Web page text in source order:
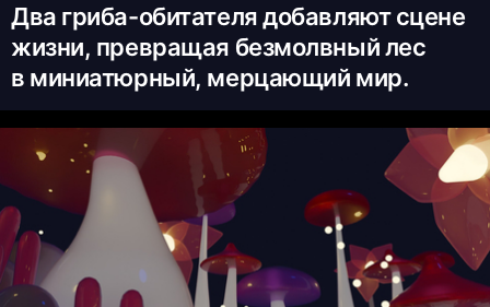
Два гриба-обитателя добавляют сцене
жизни, превращая безмолвный лес
в миниатюрный, мерцающий мир.